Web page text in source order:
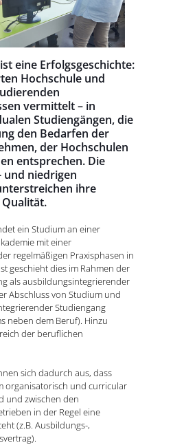
eine Erfolgsgeschichte:
Hochschule und
vermittelt – in
Studiengängen, die
den Bedarfen der
der Hochschulen
entsprechen. Die
und niedrigen
ihre
ein Studium an einer
mit einer
regelmäßigen Praxisphasen in
geschieht dies im Rahmen der
als ausbildungsintegrierender
Abschluss von Studium und
Studiengang
neben dem Beruf). Hinzu
der beruflichen
sich dadurch aus, dass
organisatorisch und curricular
und zwischen den
in der Regel eine
(z.B. Ausbildungs-,